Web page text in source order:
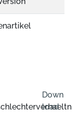
Down
load